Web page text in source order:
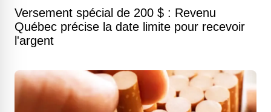
Versement spécial de 200 $ : Revenu
Québec précise la date limite pour recevoir
l'argent